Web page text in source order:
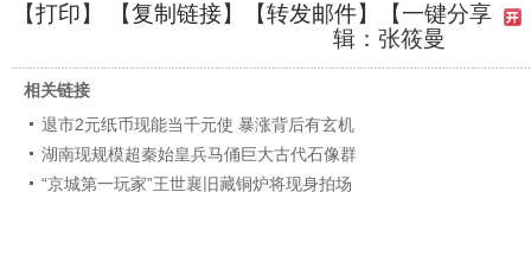
【打印】 【复制链接】【转发邮件】
【一键分享
辑：张筱曼
相关链接
退市2元纸币现能当千元使 暴涨背后有玄机
湖南现规模超秦始皇兵马俑巨大古代石像群
“京城第一玩家”王世襄旧藏铜炉将现身拍场